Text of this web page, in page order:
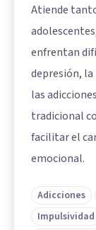
Atiende
enfrentan
depresión,
las
tradicional
facilitar el
emocional.
Adicciones
Impulsividad